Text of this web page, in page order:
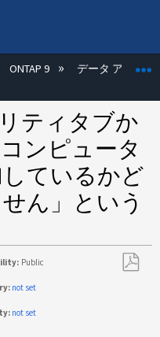
/折りたたむ
ONTAP 9 データ アクセス
ティタブか
ンピュータ
ているかど
ん」という
Public
not set
not set